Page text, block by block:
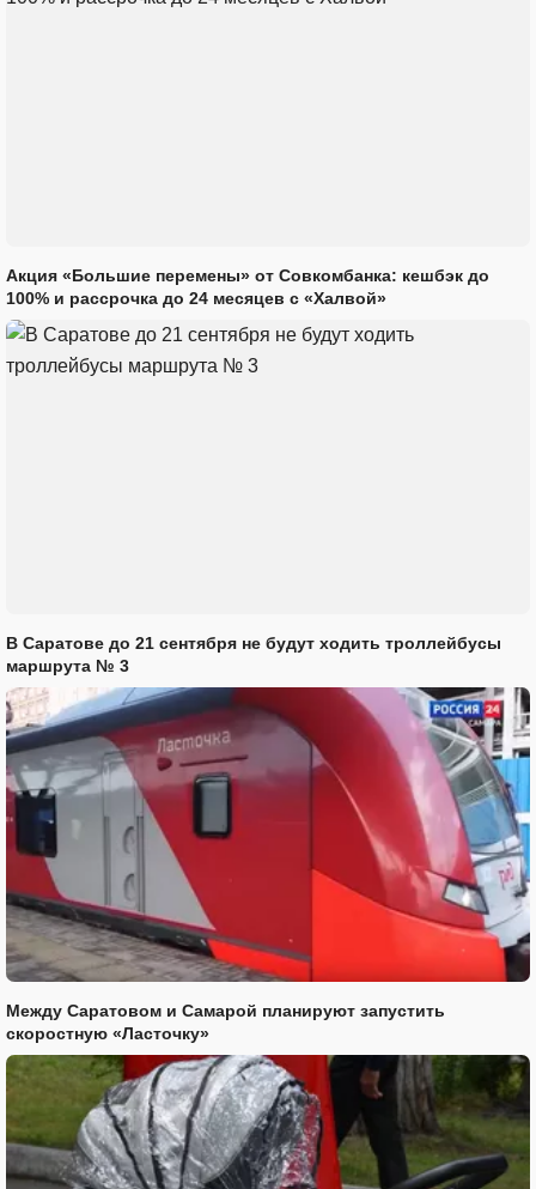
Акция «Большие перемены» от Совкомбанка: кешбэк до
100% и рассрочка до 24 месяцев с «Халвой»
В Саратове до 21 сентября не будут ходить троллейбусы
маршрута № 3
Между Саратовом и Самарой планируют запустить
скоростную «Ласточку»